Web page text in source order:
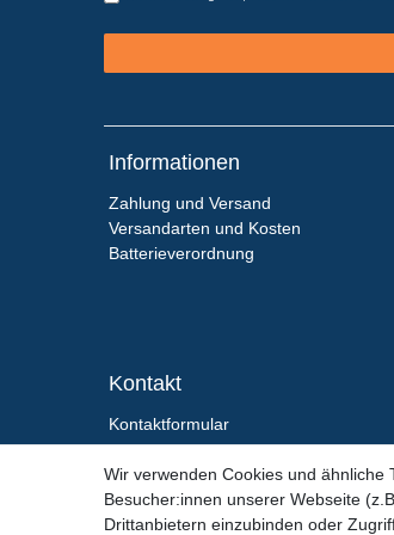
Wir verwenden Cookies und
Besucher:innen unserer Webseite
Drittanbietern einzubinden oder
Informationen
Zahlung und Versand
Versandarten und Kosten
Batterieverordnung
Kontakt
Kontaktformular
+49 (0)6867 - 91 28 193
shop(at)action-sport-24.de
Service-Zeiten: